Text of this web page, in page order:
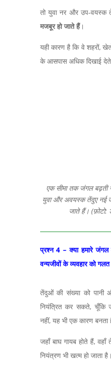
तो युवा नर और उप-वयस्क
मजबूर हो जाते हैं।
यही कारण है कि वे शहरों,
के आसपास अधिक दिखाई
एक सीमा तक जंगल
युवा और अवयस्क तेंदुए नई
जाते हैं। (फ़ोटो:
प्रश्न 4 – क्या हमारे जंगल
वन्यजीवों के व्यवहार को
तेंदुओं की संख्या को पानी
नियंत्रित कर सकते, चूँकि
नहीं, यह भी एक कारण
जहाँ बाघ गायब होते हैं, वहाँ
नियंत्रण भी खत्म हो जाता है।